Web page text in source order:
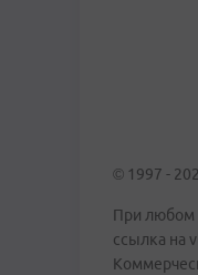
© 1997 -
При любом
ссылка на